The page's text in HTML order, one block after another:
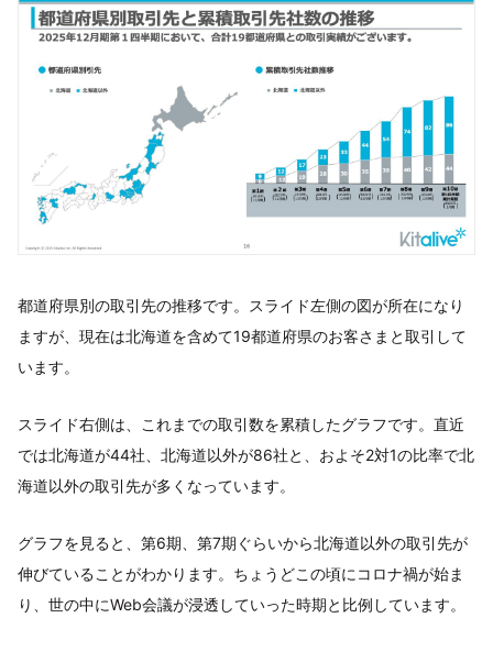
都道府県別の取引先の推移です。スライド左側の図が所在になり
ますが、現在は北海道を含めて19都道府県のお客さまと取引して
います。
スライド右側は、これまでの取引数を累積したグラフです。直近
では北海道が44社、北海道以外が86社と、およそ2対1の比率で北
海道以外の取引先が多くなっています。
グラフを見ると、第6期、第7期ぐらいから北海道以外の取引先が
伸びていることがわかります。ちょうどこの頃にコロナ禍が始ま
り、世の中にWeb会議が浸透していった時期と比例しています。